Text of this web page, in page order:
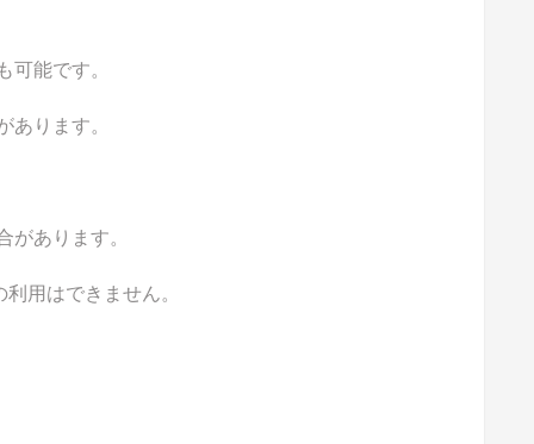
能です。
ります。
あります。
用はできません。